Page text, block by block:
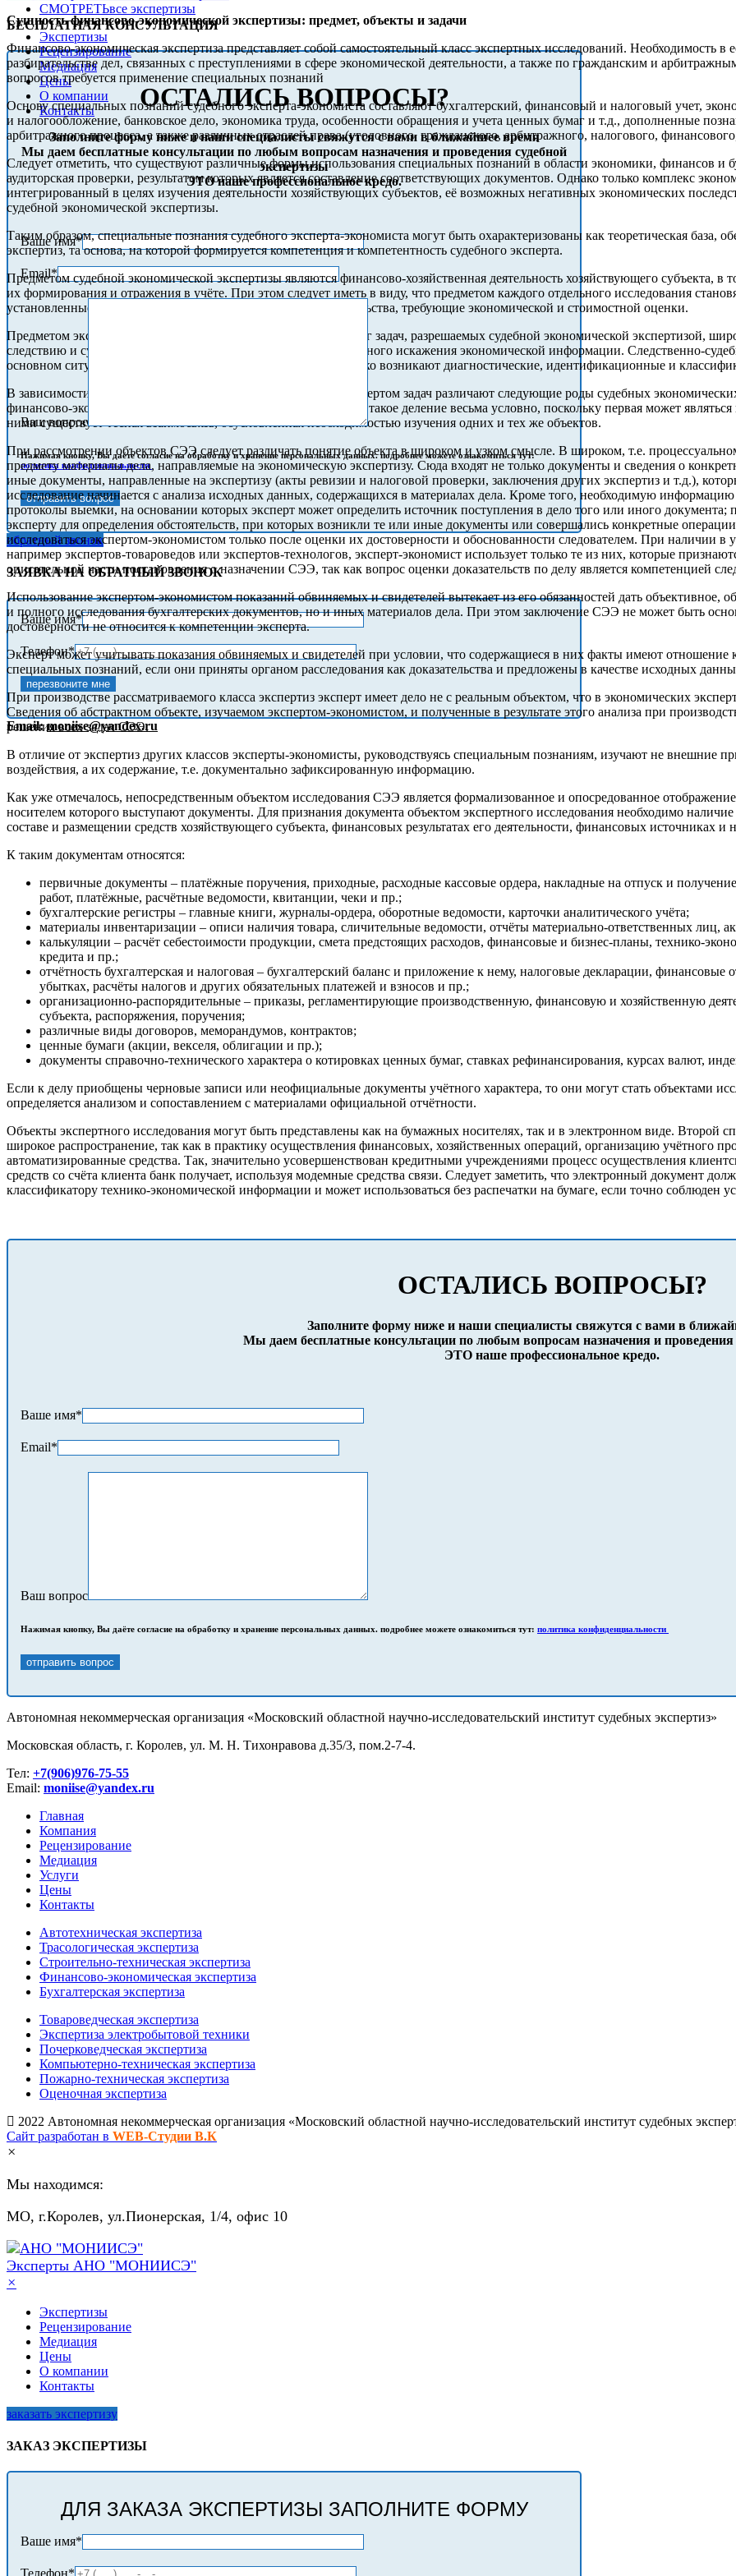
БЕСПЛАТНАЯ КОНСУЛЬТАЦИЯ
ОСТАЛИСЬ ВОПРОСЫ?
Заполните форму ниже и наши специалисты свяжутся с вами в ближайшее время
Мы даем бесплатные консультации по любым вопросам назначения и проведения судебной
экспертизы
ЭТО наше профессиональное кредо.
Ваше имя*
Email*
Ваш вопрос
Нажимая кнопку, Вы даёте согласие на обработку и хранение персональных данных. подробнее можете ознакомиться тут:
политика конфиденциальности
обратный звонок
ЗАЯВКА НА ОБРАТНЫЙ ЗВОНОК
Ваше имя*
Телефон*
Email: moniise@yandex.ru
СМОТРЕТЬвсе экспертизы
Экспертизы
Рецензирование
Медиация
Цены
О компании
Контакты
Сущность финансово-экономической экспертизы: предмет, объекты и задачи
Финансово-экономическая экспертиза представляет собой самостоятельный класс экспертных исследований. Необходимость в
разбирательстве дел, связанных с преступлениями в сфере экономической деятельности, а также по гражданским и
вопросов требуется применение специальных познаний
Основу специальных познаний судебного эксперта-экономиста составляют бухгалтерский, финансовый и налоговый учет,
и налогообложение, банковское дело, экономика труда, особенности обращения и учета ценных бумаг и т.д., дополненные
арбитражного процесса, а также различных отраслей права (уголовного, гражданского, арбитражного, налогового,
Следует отметить, что существуют различные формы использования специальных познаний в области экономики, финансов и
аудиторская проверки, результатом которых является составление соответствующих документов. Однако только комплекс
интегрированный в целях изучения деятельности хозяйствующих субъектов, её возможных негативных экономических
судебной экономической экспертизы.
Таким образом, специальные познания судебного эксперта-экономиста могут быть охарактеризованы как теоретическая база,
экспертиз, та основа, на которой формируется компетенция и компетентность судебного эксперта.
Предметом судебной экономической экспертизы являются финансово-хозяйственная деятельность хозяйствующего субъекта,
их формирования и отражения в учёте. При этом следует иметь в виду, что предметом каждого отдельного исследования
установленные в ходе расследования или судебного разбирательства, требующие экономической и стоимостной оценки.
Предметом экспертизы определяются решаемые ею задачи. Круг задач, разрешаемых судебной экономической экспертизой,
следствию и суду в выявлении фактов и обстоятельств намеренного искажения экономической информации. Следственно-
основном ситуационных задач, хотя в ходе исследования нередко возникают диагностические, идентификационные и
В зависимости от предмета исследования и стоящих перед экспертом задач различают следующие роды судебных
финансово-экономическая (СФЭЭ). Причем надо отметить, что такое деление весьма условно, поскольку первая может
ними существует тесная взаимосвязь, обусловленная необходимостью изучения одних и тех же объектов.
При рассмотрении объектов СЭЭ следует различать понятие объекта в широком и узком смысле. В широком, т.е.
предмету материалы дела, направляемые на экономическую экспертизу. Сюда входят не только документы и сведения о
иные документы, направленные на экспертизу (акты ревизии и налоговой проверки, заключения других экспертиз и т.д.),
исследование начинается с анализа исходных данных, содержащихся в материалах дела. Кроме того, необходимую
протоколы выемки, на основании которых эксперт может определить источник поступления в дело того или иного
эксперту для определения обстоятельств, при которых возникли те или иные документы или совершались конкретные
исследоваться экспертом-экономистом только после оценки их достоверности и обоснованности следователем. При наличии
например экспертов-товароведов или экспертов-технологов, эксперт-экономист использует только те из них, которые
описательной части постановления о назначении СЭЭ, так как вопрос оценки доказательств по делу является компетенцией
Использование экспертом-экономистом показаний обвиняемых и свидетелей вытекает из его обязанностей дать объективное,
и полного исследования бухгалтерских документов, но и иных материалов дела. При этом заключение СЭЭ не может быть
достоверности не относится к компетенции эксперта.
Эксперт может учитывать показания обвиняемых и свидетелей при условии, что содержащиеся в них факты имеют отношение
специальных познаний, если они приняты органом расследования как доказательства и предложены в качестве исходных
При производстве рассматриваемого класса экспертиз эксперт имеет дело не с реальным объектом, что в экономических
Сведения об абстрактном объекте, изучаемом экспертом-экономистом, и полученные в результате этого анализа при
решения всех задач СЭЭ.
В отличие от экспертиз других классов эксперты-экономисты, руководствуясь специальным познаниям, изучают не внешние
воздействия, а их содержание, т.е. документально зафиксированную информацию.
Как уже отмечалось, непосредственным объектом исследования СЭЭ является формализованное и опосредованное
носителем которого выступают документы. Для признания документа объектом экспертного исследования необходимо
составе и размещении средств хозяйствующего субъекта, финансовых результатах его деятельности, финансовых источниках и
К таким документам относятся:
первичные документы – платёжные поручения, приходные, расходные кассовые ордера, накладные на отпуск и
работ, платёжные, расчётные ведомости, квитанции, чеки и пр.;
бухгалтерские регистры – главные книги, журналы-ордера, оборотные ведомости, карточки аналитического учёта;
материалы инвентаризации – описи наличия товара, сличительные ведомости, отчёты материально-ответственных лиц,
калькуляции – расчёт себестоимости продукции, смета предстоящих расходов, финансовые и бизнес-планы, технико-
кредита и пр.;
отчётность бухгалтерская и налоговая – бухгалтерский баланс и приложение к нему, налоговые декларации,
убытках, расчёты налогов и других обязательных платежей и взносов и пр.;
организационно-распорядительные – приказы, регламентирующие производственную, финансовую и хозяйственную
субъекта, распоряжения, поручения;
различные виды договоров, меморандумов, контрактов;
ценные бумаги (акции, векселя, облигации и пр.);
документы справочно-технического характера о котировках ценных бумаг, ставках рефинансирования, курсах валют,
Если к делу приобщены черновые записи или неофициальные документы учётного характера, то они могут стать объектами
определяется анализом и сопоставлением с материалами официальной отчётности.
Объекты экспертного исследования могут быть представлены как на бумажных носителях, так и в электронном виде. Второй
широкое распространение, так как в практику осуществления финансовых, хозяйственных операций, организацию учётного
автоматизированные средства. Так, значительно усовершенствован кредитными учреждениями процесс осуществления
средств со счёта клиента банк получает, используя модемные средства связи. Следует заметить, что электронный документ
классификатору технико-экономической информации и может использоваться без распечатки на бумаге, если точно соблюден
ОСТАЛИСЬ ВОПРОСЫ?
Заполните форму ниже и наши специалисты свяжутся с вами в
Мы даем бесплатные консультации по любым вопросам назначения и проведения
ЭТО наше профессиональное кредо.
Ваше имя*
Email*
Ваш вопрос
Нажимая кнопку, Вы даёте согласие на обработку и хранение персональных данных. подробнее можете ознакомиться тут: политика конфиденциальности
Автономная некоммерческая организация «Московский областной научно-исследовательский институт судебных экспертиз»
Московская область, г. Королев, ул. М. Н. Тихонравова д.35/3, пом.2-7-4.
Тел: +7(906)976-75-55
Email: moniise@yandex.ru
Главная
Компания
Рецензирование
Медиация
Услуги
Цены
Контакты
Автотехническая экспертиза
Трасологическая экспертиза
Строительно-техническая экспертиза
Финансово-экономическая экспертиза
Бухгалтерская экспертиза
Товароведческая экспертиза
Экспертиза электробытовой техники
Почерковедческая экспертиза
Компьютерно-техническая экспертиза
Пожарно-техническая экспертиза
Оценочная экспертиза
2022 Автономная некоммерческая организация «Московский областной научно-исследовательский институт судебных
Сайт разработан в WEB-Студии В.К
×
Мы находимся:
МО, г.Королев, ул.Пионерская, 1/4, офис 10
Эксперты АНО "МОНИИСЭ"
×
Экспертизы
Рецензирование
Медиация
Цены
О компании
Контакты
заказать экспертизу
ЗАКАЗ ЭКСПЕРТИЗЫ
ДЛЯ ЗАКАЗА ЭКСПЕРТИЗЫ ЗАПОЛНИТЕ ФОРМУ
Ваше имя*